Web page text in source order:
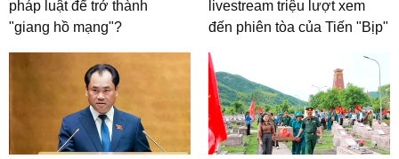
pháp luật để trở thành
"giang hồ mạng"?
livestream triệu lượt xem
đến phiên tòa của Tiến "Bịp"